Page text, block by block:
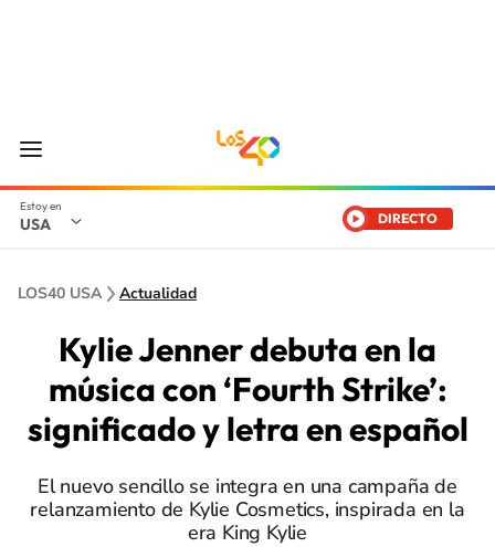
USA DIRECTO
LOS40 USA Actualidad
Kylie Jenner debuta en la
música con ‘Fourth Strike’:
significado y letra en español
El nuevo sencillo se integra en una campaña de
relanzamiento de Kylie Cosmetics, inspirada en la
era King Kylie